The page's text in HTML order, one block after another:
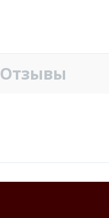
Отзывы